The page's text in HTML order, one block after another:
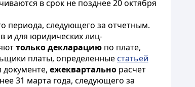
в срок не позднее 20 октября
периода, следующего за отчетным.
и для юридических лиц-
только декларацию по плате,
платы, определенные статьей
ежеквартально расчет
31 марта года, следующего за